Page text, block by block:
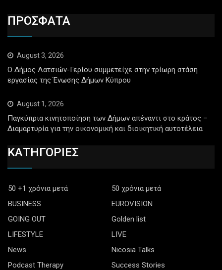
ΠΡΟΣΦΑΤΑ
August 3, 2026
Ο Δήμος Λατσιών-Γερίου συμμετείχε στην τρίωρη στάση
εργασίας της Ένωσης Δήμων Κύπρου
August 1, 2026
Παγκύπρια κινητοποίηση των Δήμων απέναντι στο κράτος –
Διαμαρτυρία για την οικονομική και διοικητική αυτοτέλεια
ΚΑΤΗΓΟΡΙΕΣ
50 +1 χρόνια μετά
50 χρόνια μετά
BUSINESS
EUROVISION
GOING OUT
Golden list
LIFESTYLE
LIVE
News
Nicosia Talks
Podcast Therapy
Success Stories